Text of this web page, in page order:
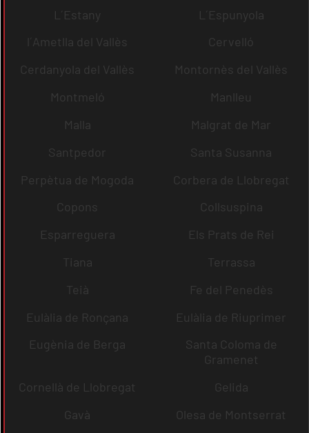
L´Estany
L´Espunyola
l´Ametlla del Vallès
Cervelló
Cerdanyola del Vallès
Montornès del Vallès
Montmeló
Manlleu
Malla
Malgrat de Mar
Santpedor
Santa Susanna
Perpètua de Mogoda
Corbera de Llobregat
Copons
Collsuspina
Esparreguera
Els Prats de Rei
Tiana
Terrassa
Teià
Fe del Penedès
Eulàlia de Ronçana
Eulàlia de Riuprimer
Eugènia de Berga
Santa Coloma de
Gramenet
Cornellà de Llobregat
Gelida
Gavà
Olesa de Montserrat